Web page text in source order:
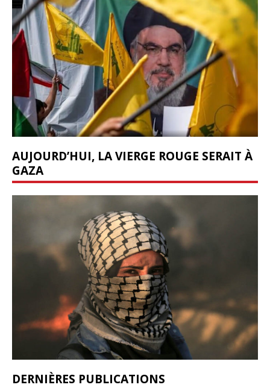
AUJOURD’HUI, LA VIERGE ROUGE SERAIT À
GAZA
DERNIÈRES PUBLICATIONS